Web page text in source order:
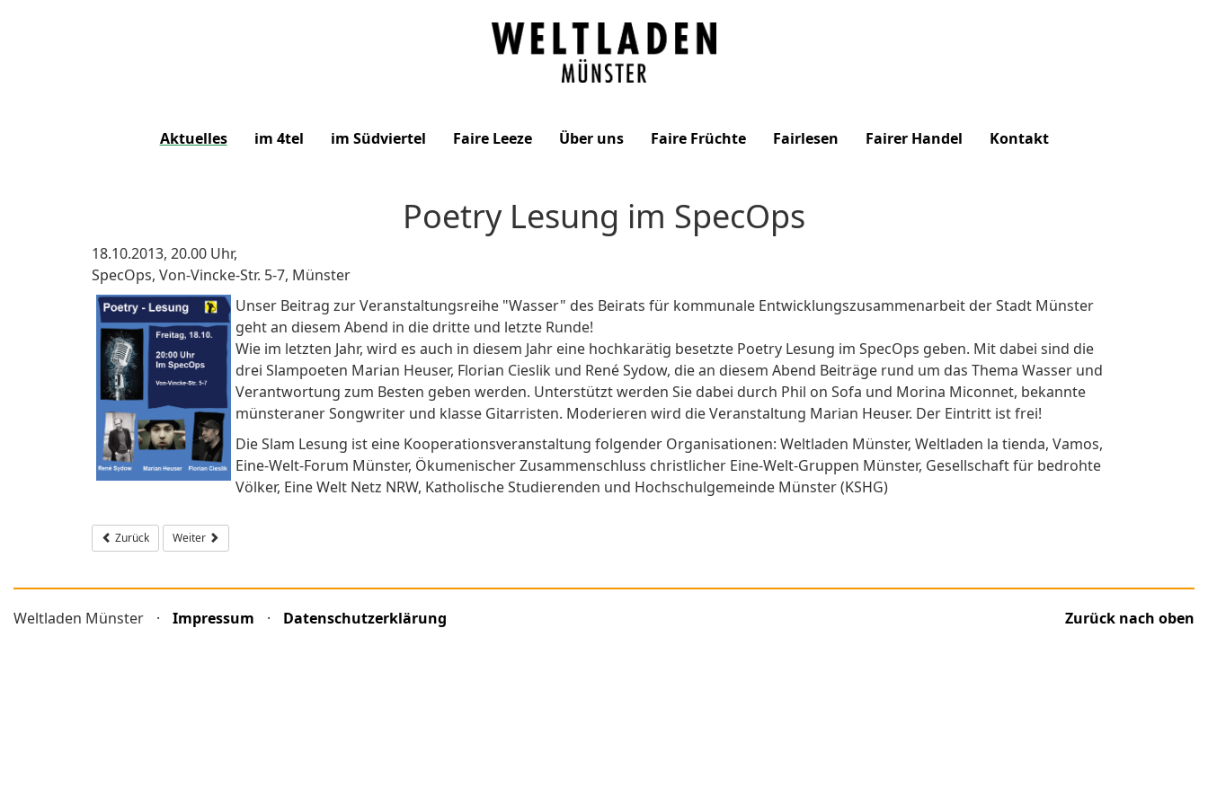
Münster
Aktuelles im 4tel im Südviertel Faire Leeze Über uns Faire Früchte Fairlesen Fairer Handel Kontakt
Poetry Lesung im SpecOps
18.10.2013, 20.00 Uhr,
SpecOps, Von-Vincke-Str. 5-7, Münster
Unser Beitrag zur Veranstaltungsreihe "Wasser" des Beirats für kommunale Entwicklungszusammenarbeit der Stadt Münster
geht an diesem Abend in die dritte und letzte Runde!
Wie im letzten Jahr, wird es auch in diesem Jahr eine hochkarätig besetzte Poetry Lesung im SpecOps geben. Mit dabei sind die
drei Slampoeten Marian Heuser, Florian Cieslik und René Sydow, die an diesem Abend Beiträge rund um das Thema Wasser und
Verantwortung zum Besten geben werden. Unterstützt werden Sie dabei durch Phil on Sofa und Morina Miconnet, bekannte
münsteraner Songwriter und klasse Gitarristen. Moderieren wird die Veranstaltung Marian Heuser. Der Eintritt ist frei!
Die Slam Lesung ist eine Kooperationsveranstaltung folgender Organisationen: Weltladen Münster, Weltladen la tienda, Vamos,
Eine-Welt-Forum Münster, Ökumenischer Zusammenschluss christlicher Eine-Welt-Gruppen Münster, Gesellschaft für bedrohte
Völker, Eine Welt Netz NRW, Katholische Studierenden und Hochschulgemeinde Münster (KSHG)
Vorheriger Beitrag: Weltgebetstagsortiment ist da!
Zurück Nächster Beitrag: Frischer Wind in unserer frau többen Filiale
Weiter
Zurück nach oben
Weltladen Münster · Impressum · Datenschutzerklärung